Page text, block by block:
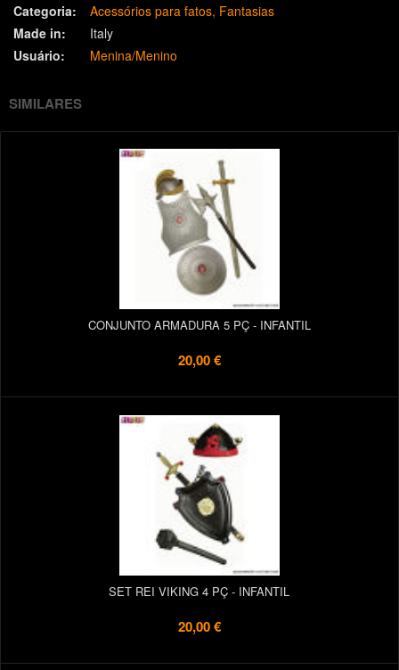
Categoria: Acessórios para fatos Fantasias
Made in:
Italy
Usuário:
Menina/Menino
SIMILARES
CONJUNTO ARMADURA 5 PÇ - INFANTIL
20,00 €
SET REI VIKING 4 PÇ - INFANTIL
20,00 €